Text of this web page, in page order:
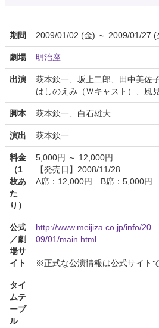
期間 2009/01/02 (金) ～ 2009/01/27 (
劇場 明治座
出演
萩本欽一、坂上二郎、田中美佐
はしのえみ（Ｗキャスト）、風
脚本 萩本欽一、白石雄大
演出 萩本欽一
料金
（1
枚あ
た
り）
5,000円 ～ 12,000円
【発売日】2008/11/28
A席：12,000円 B席：5,000円
公式
／劇
場サ
イト
http://www.meijiza.co.jp/info/20
09/01/main.html
※正式な公演情報は公式サイト
タイ
ムテ
ーブ
ル